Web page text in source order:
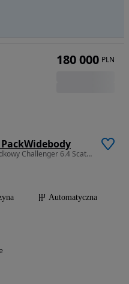
6417 cm3 • 492 KM • Piękny bezwypadkowy Challenger 6.4 Scat Pack Wide body
Automatyczna
180 000 PLN